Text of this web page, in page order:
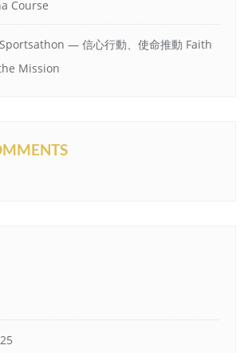
Course
— 信心行動、使命推動 Faith
Mission